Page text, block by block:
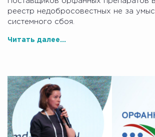
реестр недобросовестных не за
системного сбоя.
Читать далее...